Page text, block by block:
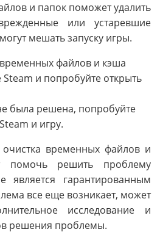
и папок поможет удалить
или устаревшие
мешать запуску игры.
файлов и кэша
Steam и попробуйте открыть
была решена, попробуйте
и игру.
временных файлов и
помочь решить проблему
является гарантированным
все еще возникает, может
исследование и
решения проблемы.